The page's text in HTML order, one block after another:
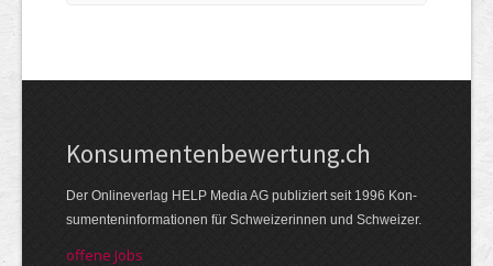
Kon­su­menten­be­wer­tung.ch
Der Online­verlag HELP Media AG publi­ziert seit 1996 Kon­
su­menten­infor­mationen für Schwei­zerinnen und Schweizer.
offene Jobs